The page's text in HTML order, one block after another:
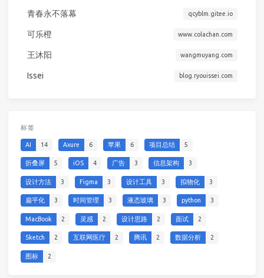
青春永不落幕 qcyblm.gitee.io
可乐橙 www.colachan.com
王沐阳 wangmuyang.com
Issei blog.ryouissei.com
标签
AI 14 Axure 6 苹果 6 项目总结 5
折叠屏 5 iOS 4 广告 3 信息架构 3
设计方法 3 Figma 3 设计工具 3 拟物化 3
扁平化 3 时间管理 3 液态玻璃 3 python 3
MacBook 2 灵感 2 设计思路 2 面试 2
Sketch 2 互联网医疗 2 腾讯 2 数据分析 2
图标 2